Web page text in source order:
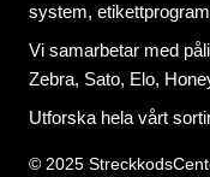
system, etikettprogram
Vi samarbetar med
Zebra, Sato, Elo,
Utforska hela vårt
© 2025